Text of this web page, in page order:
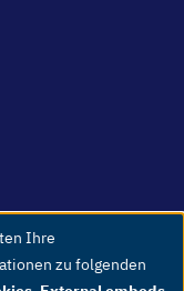
Whistleblower
Ihre
zu folgenden